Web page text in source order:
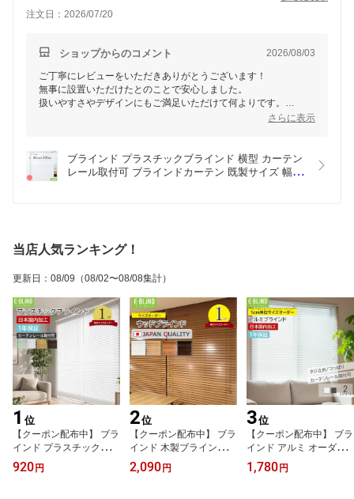
注文日：2026/07/20
ショップからのコメント 2026/08/03
ご丁寧にレビューをいただきありがとうございます！
無事に設置いただけたとのことで安心しました。
扱いやすさやデザインにもご満足いただけて何よりです。
スタッフ一同
さらに表示
ブラインド プラスチックブラインド 横型 カーテン
レール取付可 ブラインドカーテン 既製サイズ 幅
当店人気ランキング！
更新日 ： 08/09 （08/02〜08/08集計）
1 位
【クーポン配布中】 ブラ
インド プラスチックブラ
インド 横型 カーテンレ
ール取付可 ブラインドカ
920 円
2位
【クーポン配布中】 ブラ
インド 木製ブラインド
ウッドブラインド ブライ
ンドカーテン オーダーメ
2,090 円
3位
【クーポン配布中】 ブラ
インド アルミ オーダー
メイド アルミブラインド
カーテンレール取付可 つ
1,780 円